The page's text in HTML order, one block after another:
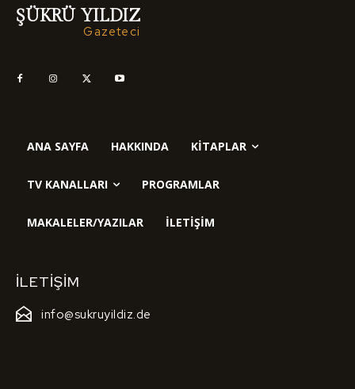
ŞÜKRÜ YILDIZ
Gazeteci
ANA SAYFA HAKKINDA KITAPLAR
TV KANALLARI PROGRAMLAR
MAKALELER/YAZILAR İLETIŞIM
İLETIŞIM
info@sukruyildiz.de